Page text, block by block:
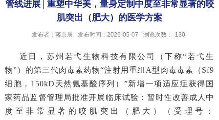
管线进展│重塑中华美，量身定制中度至非常显著的咬
肌突出（肥大）的医学方案
发布者：蒋京辰 发布时间：2026-05-07 浏览次数： 130
近日，苏州若弋生物科技有限公司（下称“若弋生
物”）的第三代肉毒素药物“注射用重组A型肉毒毒素（Sf9
细胞，150kD天然氨基酸序列）”新增一项适应症获得国
家药品监督管理局批准开展临床试验：暂时性改善成人中
度至非常显著的咬肌突出（肥大）（受理号：